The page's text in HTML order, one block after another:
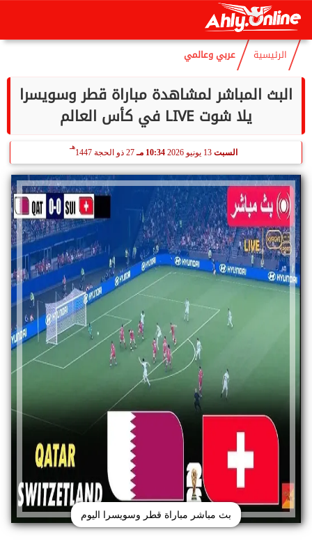
السبت
الرئيسية عربي وعالمي
البث المباشر لمشاهدة مباراة قطر وسويسرا
يلا شوت LIVE في كأس العالم
السبت 13 يونيو 2026 10:34 مـ 27 ذو الحجة 1447
هـ
بث مباشر مباراة قطر وسويسرا اليوم